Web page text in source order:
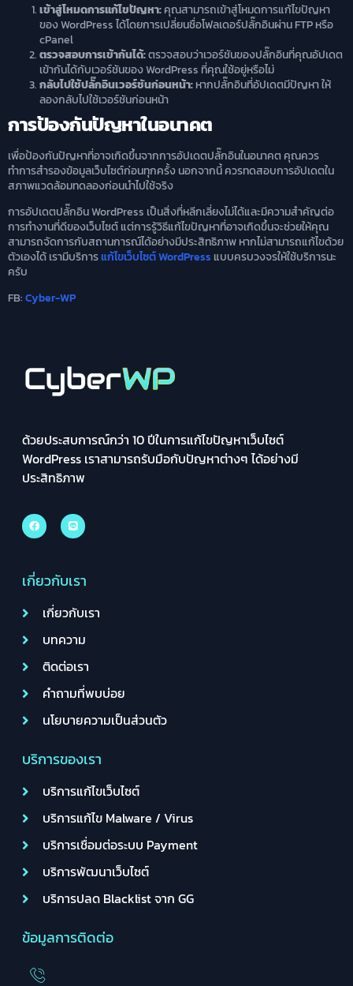
เข้าสู่โหมดการแก้ไขปัญหา:คุณสามารถเข้าสู่โหมดการแก้ไขปัญหา
ของ WordPress ได้โดยการเปลี่ยนชื่อโฟลเดอร์ปลั๊กอินผ่าน FTP หรือ
cPanel
ตรวจสอบการเข้ากันได้:ตรวจสอบว่าเวอร์ชันของปลั๊กอินที่คุณอัปเดต
เข้ากันได้กับเวอร์ชันของ WordPress ที่คุณใช้อยู่หรือไม่
กลับไปใช้ปลั๊กอินเวอร์ชันก่อนหน้า:หากปลั๊กอินที่อัปเดตมีปัญหา ให้
ลองกลับไปใช้เวอร์ชันก่อนหน้า
การป้องกันปัญหาในอนาคต
เพื่อป้องกันปัญหาที่อาจเกิดขึ้นจากการอัปเดตปลั๊กอินในอนาคต คุณควร
ทำการสำรองข้อมูลเว็บไซต์ก่อนทุกครั้ง นอกจากนี้ ควรทดสอบการอัปเดตใน
สภาพแวดล้อมทดลองก่อนนำไปใช้จริง
การอัปเดตปลั๊กอิน WordPress เป็นสิ่งที่หลีกเลี่ยงไม่ได้และมีความสำคัญต่อ
การทำงานที่ดีของเว็บไซต์ แต่การรู้วิธีแก้ไขปัญหาที่อาจเกิดขึ้นจะช่วยให้คุณ
สามารถจัดการกับสถานการณ์ได้อย่างมีประสิทธิภาพ หากไม่สามารถแก้ไขด้วย
ตัวเองได้ เรามีบริการแก้ไขเว็บไซต์ WordPress แบบครบวงจรให้ใช้บริการนะ
ครับ
FB:Cyber-WP
ด้วยประสบการณ์กว่า 10 ปีในการแก้ไขปัญหาเว็บไซต์
WordPress เราสามารถรับมือกับปัญหาต่างๆ ได้อย่างมี
ประสิทธิภาพ
เกี่ยวกับเรา
เกี่ยวกับเรา
บทความ
ติดต่อเรา
คำถามที่พบบ่อย
นโยบายความเป็นส่วนตัว
บริการของเรา
บริการแก้ไขเว็บไซต์
บริการแก้ไข Malware / Virus
บริการเชื่อมต่อระบบ Payment
บริการพัฒนาเว็บไซต์
บริการปลด Blacklist จาก GG
ข้อมูลการติดต่อ